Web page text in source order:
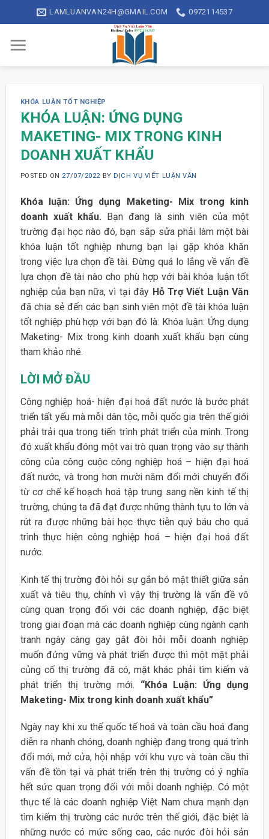
to
content
LAMLUANVAN24H@GMAIL.COM 0972114537
KHÓA LUẬN TỐT NGHIỆP
KHÓA LUẬN: ỨNG DỤNG
MAKETING- MIX TRONG KINH
DOANH XUẤT KHẨU
POSTED ON 27/07/2022 BY DỊCH VỤ VIẾT LUẬN VĂN
Khóa luận: Ứng dụng Maketing- Mix trong kinh
doanh xuất khẩu. Bạn đang là sinh viên của một
trường đại học nào đó, bạn sắp sửa phải làm một bài
khóa luận tốt nghiệp nhưng bạn lại gặp khóa khăn
trong việc lựa chọn đề tài. Đừng quá lo lắng về vấn đề
lựa chọn đề tài nào cho phù hợp với bài khóa luận tốt
nghiệp của bạn nữa, vì tại đây Hỗ Trợ Viết Luận Văn
đã chia sẻ đến các bạn sinh viên một đề tài khóa luận
tốt nghiệp phù hợp với bạn đó là: Khóa luận: Ứng dụng
Maketing- Mix trong kinh doanh xuất khẩu bạn cùng
tham khảo nhé.
LỜI MỞ ĐẦU
Công nghiệp hoá- hiện đại hoá đất nước là bước phát
triển tất yếu mà mỗi dân tộc, mỗi quốc gia trên thế giới
phải trải qua trong tiến trình phát triển của mình. Trong
đó xuất khẩu đóng một vai trò quan trọng vào sự thành
công của công cuộc công nghiệp hoá – hiện đại hoá
đất nước, và trong hơn mười năm đổi mới chuyển đổi
từ cơ chế kế hoạch hoá tập trung sang nền kinh tế thị
trường, chúng ta đã đạt được những thành tựu to lớn và
rút ra được những bài học thực tiễn quý báu cho quá
trình thực hiện công nghiệp hoá – hiện đại hoá đất
nước.
Kinh tế thị trường đòi hỏi sự gắn bó mật thiết giữa sản
xuất và tiêu thụ, chính vì vậy thị trường là vấn đề vô
cùng quan trọng đối với các doanh nghiệp, đặc biệt
trong giai đoạn mà các doanh nghiệp cùng ngành cạnh
tranh ngày càng gay gắt đòi hỏi mỗi doanh nghiệp
muốn đứng vững và phát triển được thì một mặt phải
củng cố thị trường đã có, mặt khác phải tìm kiếm và
phát triển thị trường mới. “Khóa Luận: Ứng dụng
Maketing- Mix trong kinh doanh xuất khẩu”
Ngày nay khi xu thế quốc tế hoá và toàn cầu hoá đang
diễn ra nhanh chóng, doanh nghiệp đang trong quá trình
đổi mới, mở cửa, hội nhập với khu vực và toàn cầu thì
vấn đề tồn tại và phát triển trên thị trường có ý nghĩa
hết sức quan trọng đối với mỗi doanh nghiệp. Có một
thực tế là các doanh nghiệp Việt Nam chưa mạnh dạn
tìm kiếm thị trường các nước trên thế giới, đặc biệt là
những nước có mức sống cao, các nước đòi hỏi sản